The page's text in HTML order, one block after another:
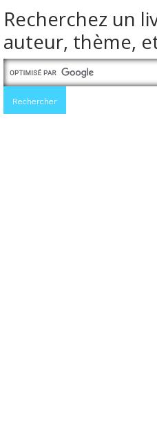
Recherchez un
auteur, thème,